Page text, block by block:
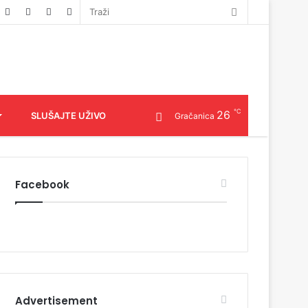
SLUŠAJTE UŽIVO Gračanica 26 ℃
Facebook
Advertisement